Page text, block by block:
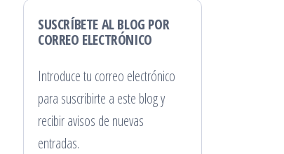
SUSCRÍBETE AL BLOG POR
CORREO ELECTRÓNICO
Introduce tu correo electrónico
para suscribirte a este blog y
recibir avisos de nuevas
entradas.